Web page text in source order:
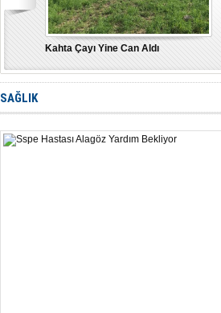
Kahta Çayı Yine Can Aldı
SAĞLIK